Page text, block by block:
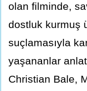
olan filminde,
dostluk kurmuş
suçlamasıyla
yaşananlar
Christian Bale,